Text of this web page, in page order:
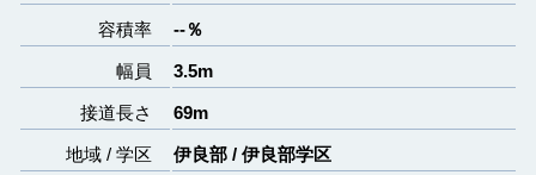
容積率 --％
幅員 3.5m
接道長さ 69m
地域 / 学区 伊良部 / 伊良部学区